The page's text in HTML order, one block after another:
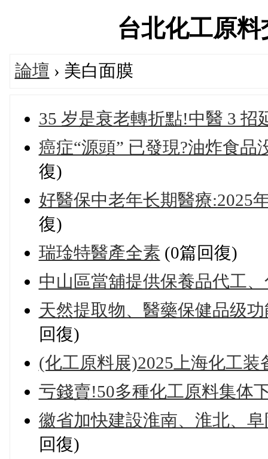
台北化工原
論壇 › 美白面膜
35 岁是衰老轉折點!中醫 3 招
癌症“源頭” 已發現?油炸食
復)
好醫保中老年长期醫療:2025
復)
瑞琻特醫產全素 (0篇回復)
中山區當舖提供保養品代工
天然提取物、醫藥保健品级
回復)
(化工原料展)2025上海化工装
亏錢賣!50多種化工原料集体
徽省加快建設淮南、淮北、
回復)